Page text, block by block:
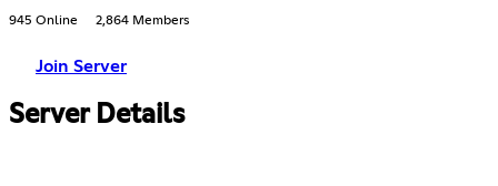
945 Online 2,864 Members
Join Server
Server Details